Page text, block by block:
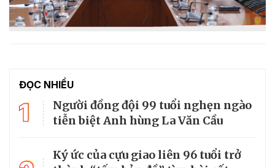
ĐỌC NHIỀU
1
Người đồng đội 99 tuổi nghẹn ngào
tiễn biệt Anh hùng La Văn Cầu
Ký ức của cựu giao liên 96 tuổi trở